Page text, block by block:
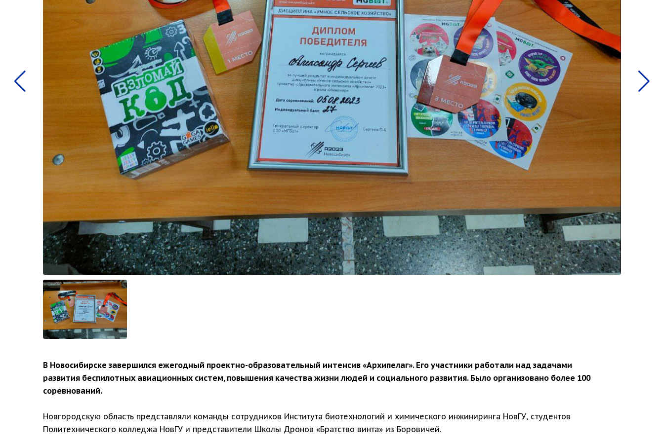
В Новосибирске завершился ежегодный проектно-образовательный интенсив «Архипелаг». Его участники работали над задачами
развития беспилотных авиационных систем, повышения качества жизни людей и социального развития. Было организовано более 100
соревнований.
Новгородскую область представляли команды сотрудников Института биотехнологий и химического инжиниринга НовГУ, студентов
Политехнического колледжа НовГУ и представители Школы Дронов «Братство винта» из Боровичей.